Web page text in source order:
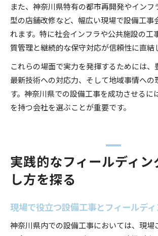
また、神奈川県特有の都市再開発やインフ
型の店舗改修など、幅広い現場で設備工事
れます。特に社会インフラや公共施設の工
質管理と継続的な保守対応が信頼性に直結
これらの場面で実力を発揮するためには、
最新技術への対応力、そして地域事情への
す。神奈川県での設備工事を成功させるに
を持つ会社を選ぶことが重要です。
実践的なフィールディ
し方を探る
現場で役立つ設備工事とフィールデ
神奈川県内での設備工事においては、現場